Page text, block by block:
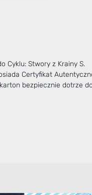
Cyklu: Stwory z Krainy S.
Certyfikat
bezpiecznie dotrze